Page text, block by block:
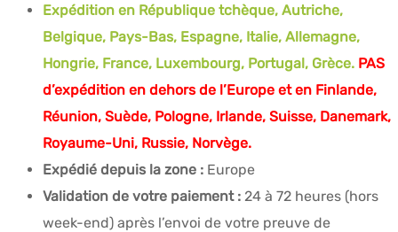
Expédition en République tchèque, Autriche,
Belgique, Pays-Bas, Espagne, Italie, Allemagne,
Hongrie, France, Luxembourg, Portugal, Grèce. PAS
d’expédition en dehors de l’Europe et en Finlande,
Réunion, Suède, Pologne, Irlande, Suisse, Danemark,
Royaume-Uni, Russie, Norvège.
Expédié depuis la zone : Europe
Validation de votre paiement : 24 à 72 heures (hors
week-end) après l’envoi de votre preuve de